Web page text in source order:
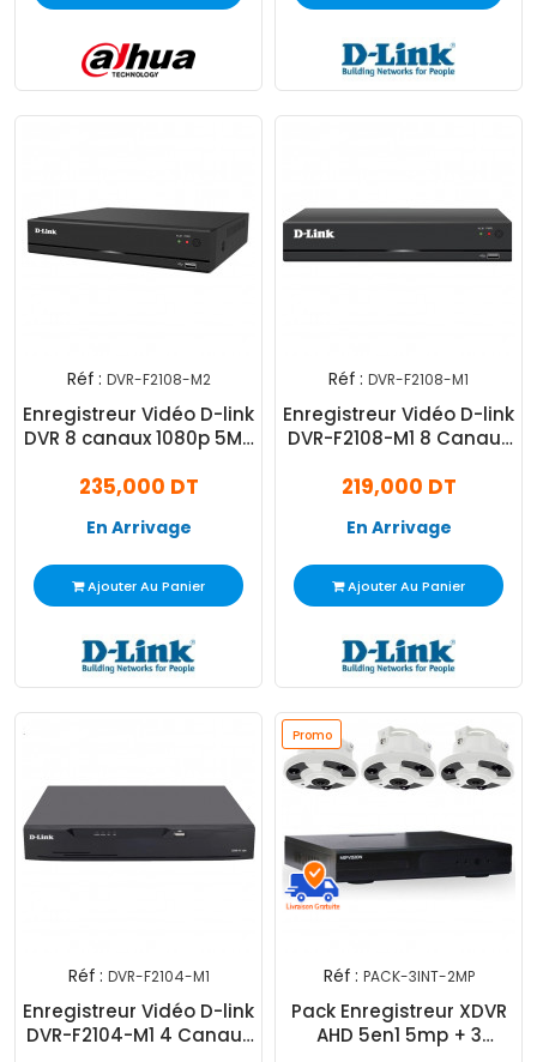
Réf : DVR-F2108-M2
Enregistreur Vidéo D-link
DVR 8 canaux 1080p 5MP
235,000 DT
En Arrivage
Ajouter Au Panier
Réf : DVR-F2108-M1
Enregistreur Vidéo D-link
DVR-F2108-M1 8 Canaux
219,000 DT
En Arrivage
Ajouter Au Panier
Réf : DVR-F2104-M1
Enregistreur Vidéo D-link
DVR-F2104-M1 4 Canaux
Promo
Réf : PACK-3INT-2MP
Pack Enregistreur XDVR
AHD 5en1 5mp + 3